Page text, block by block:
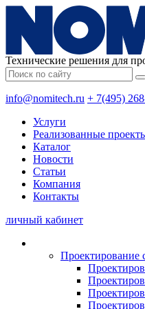
Технические решения для
info@nomitech.ru + 7(495)
Услуги
Реализованные
Каталог
Новости
Статьи
Компания
Контакты
личный кабинет
Проектирование